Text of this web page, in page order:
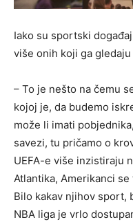
Iako su sportski
više onih koji ga
– To je nešto na čemu
kojoj je, da budemo
može li imati
savezi, tu pričamo o
UEFA-e više inzistiraju
Atlantika, Amerikanci
Bilo kakav njihov sport,
NBA liga je vrlo